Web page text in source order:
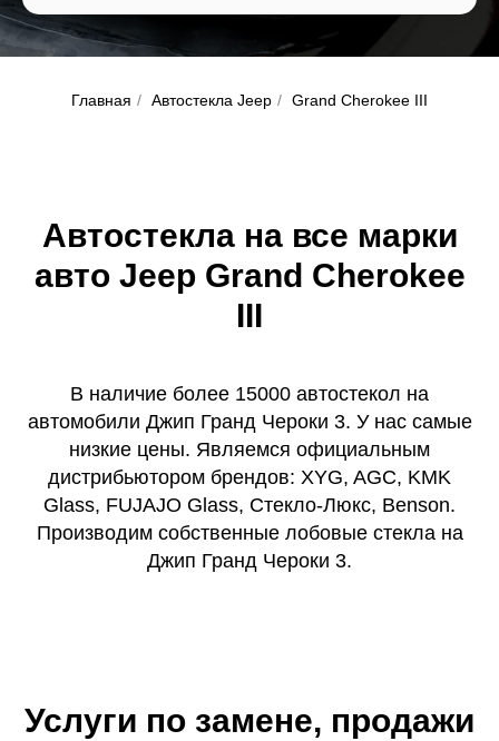
Главная / Автостекла Jeep / Grand Cherokee III
Автостекла на все марки
авто Jeep Grand Cherokee
III
В наличие более 15000 автостекол на
автомобили Джип Гранд Чероки 3. У нас самые
низкие цены. Являемся официальным
дистрибьютором брендов: XYG, AGC, KMK
Glass, FUJAJO Glass, Стекло-Люкс, Benson.
Производим собственные лобовые стекла на
Джип Гранд Чероки 3.
Услуги по замене, продажи